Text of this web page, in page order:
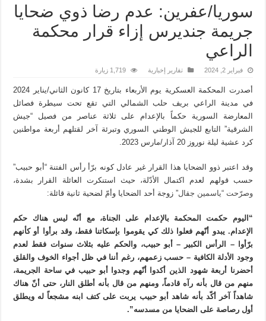
سوريا/عفرين: عدم رضا ذوي ضحايا
جريمة جنديرس إزاء قرار محكمة
الراعي
فبراير 2, 2024 تقارير إخبارية 1,719 زيارة
أصدرت المحكمة العسكرية يوم الأربعاء بتاريخ 17 كانون الثاني/يناير 2024
في مدينة الراعي بريف حلب الشمالي التي تقع تحت سيطرة فصائل
المعارضة السورية حكماً بالإعدام على ثلاثة عناصر من فصيل “جيش
الشرقية” التابع للجيش الوطني السوري وتبرئة آخر لقتلهم أربعة مواطنين
كرد عشية ليلة نوروز 20 آذار/مارس 2023.
وقد اعتبر ذوو الضحايا هذا القرار غير عادل كونه برّأ رأس الفتنة “أبو حبيب”
حسب قولهم لعدم اكتمال الأدّلة، حيث استنكرت العائلة القرار بشدة،
وصرّحت “ياسمين جقال” زوجة أحد الضحايا وأمّ لضحية ثانية قائلة:
“اليوم حكمت المحكمة بالإعدام على الجناة، مع أنّه ليس هناك حكم
الإعدام. يبدو أنّهم فعلوا ذلك كي يقوموا بإسكاتنا فقط، وقد برأوا أو كأنهم
برّأوا – الرأس الكبير – أبو حبيب، والحكم عليه بثلاث سنوات فقط لعدم
وجود الأدلة الكافية – حسب زعمهم، رغم أننا في ظل أجواء الخوف والقلق
أحضرنا أربعة شهود الذين أكدوا أنّهم وجدوا أبو حبيب في ساحة الجريمة،
منهم من قال بأنه رآه قادماً، ومنهم من قال بأنه أطلق النار، حتى أنّ هناك
شاهداً آخر أكّد بأنه شاهد أبو حبيب يربت على كتف ابنه مشجعاً له ويطلق
أول رصاصة على الضحايا من مسدسه”.